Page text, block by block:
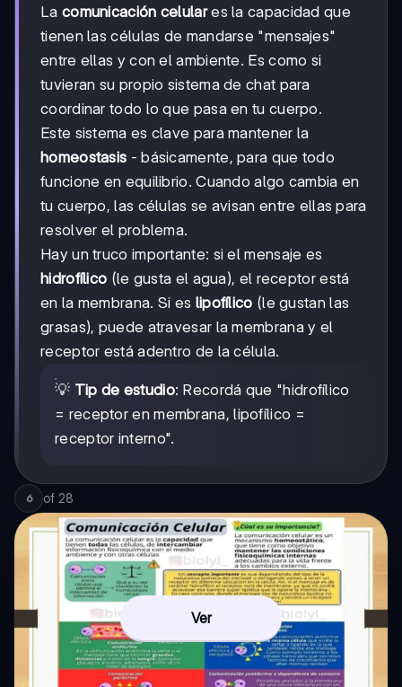
La comunicación celulares la capacidad que
tienen las células de mandarse "mensajes"
entre ellas y con el ambiente. Es como si
tuvieran su propio sistema de chat para
coordinar todo lo que pasa en tu cuerpo.
Este sistema es clave para mantener la
homeostasis - básicamente, para que todo
funcione en equilibrio. Cuando algo cambia en
tu cuerpo, las células se avisan entre ellas para
resolver el problema.
Hay un truco importante: si el mensaje es
hidrofílico (le gusta el agua), el receptor está
en la membrana. Si es lipofílico (le gustan las
grasas), puede atravesar la membrana y el
receptor está adentro de la célula.
💡 Tip de estudio: Recordá que "hidrofílico
= receptor en membrana, lipofílico =
receptor interno".
6 of 28
Ver